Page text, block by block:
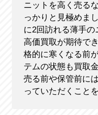
ニットを高く売る
っかりと見極めま
に2回訪れる薄手
高価買取が期待で
格的に寒くなる前
テムの状態も買取
売る前や保管前に
っていただくこと